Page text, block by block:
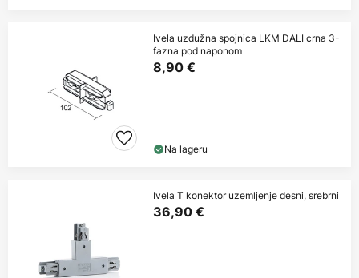
Ivela uzdužna spojnica LKM DALI crna 3-
fazna pod naponom
8,90 €
Na lageru
Ivela T konektor uzemljenje desni, srebrni
36,90 €